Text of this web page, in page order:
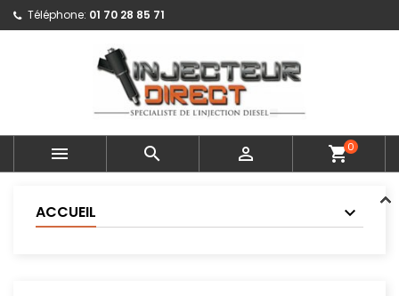
Téléphone: 01 70 28 85 71
   shopping_cart0
ACCUEIL